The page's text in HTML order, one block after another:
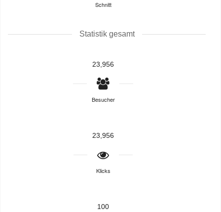
Schnitt
Statistik gesamt
23,956
Besucher
23,956
Klicks
100